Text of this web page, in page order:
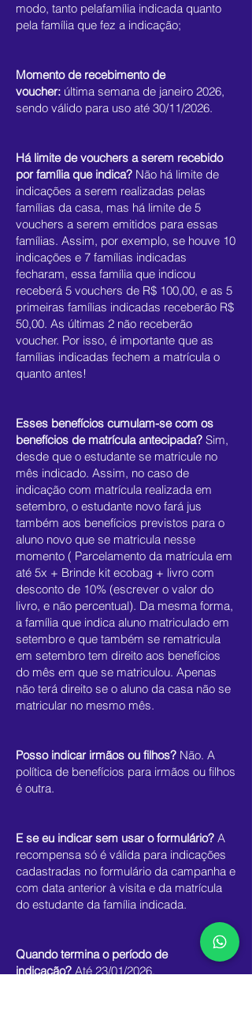
modo, tanto pelafamília indicada quanto
pela família que fez a indicação;
Momento de recebimento de
voucher: última semana de janeiro 2026,
sendo válido para uso até 30/11/2026.
Há limite de vouchers a serem recebido
por família que indica? Não há limite de
indicações a serem realizadas pelas
famílias da casa, mas há limite de 5
vouchers a serem emitidos para essas
famílias. Assim, por exemplo, se houve 10
indicações e 7 famílias indicadas
fecharam, essa família que indicou
receberá 5 vouchers de R$ 100,00, e as 5
primeiras famílias indicadas receberão R$
50,00. As últimas 2 não receberão
voucher. Por isso, é importante que as
famílias indicadas fechem a matrícula o
quanto antes!
Esses benefícios cumulam-se com os
benefícios de matrícula antecipada? Sim,
desde que o estudante se matricule no
mês indicado. Assim, no caso de
indicação com matrícula realizada em
setembro, o estudante novo fará jus
também aos benefícios previstos para o
aluno novo que se matricula nesse
momento ( Parcelamento da matrícula em
até 5x + Brinde kit ecobag + livro com
desconto de 10% (escrever o valor do
livro, e não percentual). Da mesma forma,
a família que indica aluno matriculado em
setembro e que também se rematricula
em setembro tem direito aos benefícios
do mês em que se matriculou. Apenas
não terá direito se o aluno da casa não se
matricular no mesmo mês.
Posso indicar irmãos ou filhos? Não. A
política de benefícios para irmãos ou filhos
é outra.
E se eu indicar sem usar o formulário? A
recompensa só é válida para indicações
cadastradas no formulário da campanha e
com data anterior à visita e da matrícula
do estudante da família indicada.
Quando termina o período de
indicação?Até 23/01/2026.